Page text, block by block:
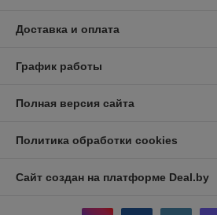
Доставка и оплата
График работы
Полная версия сайта
Политика обработки cookies
Сайт создан на платформе Deal.by